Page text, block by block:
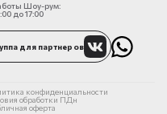
Шоу-рум:
до 17:00
для партнеров
конфиденциальности
обработки ПДн
оферта